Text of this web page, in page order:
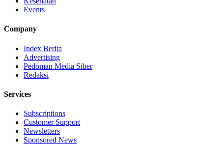
Events
Company
Index Berita
Advertising
Pedoman Media Siber
Redaksi
Services
Subscriptions
Customer Support
Newsletters
Sponsored News